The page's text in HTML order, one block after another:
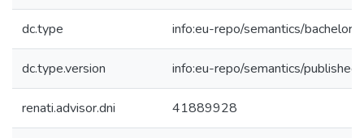
dc.type info:eu-repo/semantics/
dc.type.version info:eu-repo/semantics/
renati.advisor.dni 41889928